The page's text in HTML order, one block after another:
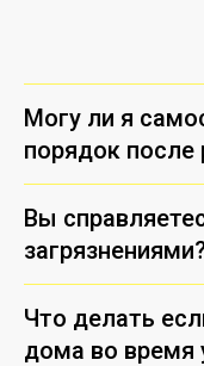
Могу ли я
порядок после
Вы
Что делать
дома во время